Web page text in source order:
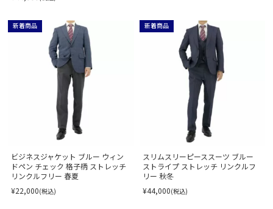
新着商品
ビジネスジャケット ブルー ウィン
ドペン チェック 格子柄 ストレッチ
リンクルフリー 春夏
¥22,000(税込)
新着商品
スリムスリーピーススーツ ブルー
ストライプ ストレッチ リンクルフ
リー 秋冬
¥44,000(税込)